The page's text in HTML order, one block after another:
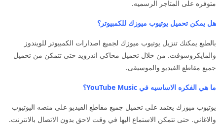
متوفره على المتاجر الرسميه.
هل يمكن تحميل يوتيوب ميوزك للكمبيوتر؟
بالطبع يمكنك تنزيل يوتيوب ميوزك لجميع اصدارات الكمبيوتر للويندوز
والمايكروسوفت. من خلال تحميل محاكي اندرويد حتى تتمكن من تحميل
جميع مقاطع الفيديو والموسيقى.
ما هي الفكره الاساسيه في YouTube Music؟
يوتيوب ميوزك يعتمد على تحميل جميع مقاطع الفيديو على منصه اليوتيوب
والاغاني. حتى تتمكن الاستماع اليها في وقت لاحق بدون الاتصال بالانترنت.